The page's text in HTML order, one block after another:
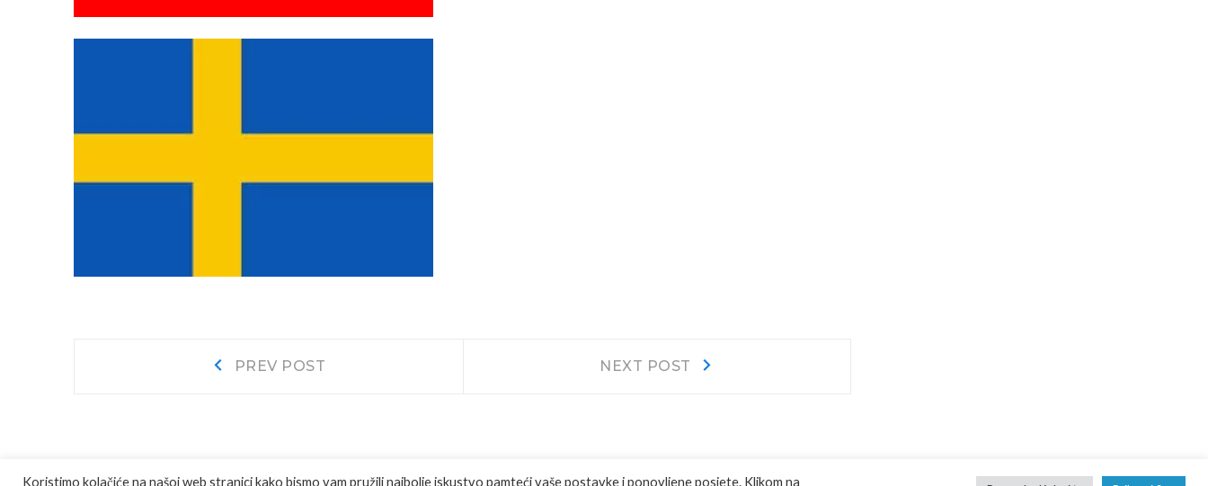
Navigacija
PREV POST NEXT POST
Koristimo kolačiće na našoj web stranici kako bismo vam pružili najbolje iskustvo pamteći vaše postavke i ponovljene posjete. Klikom na